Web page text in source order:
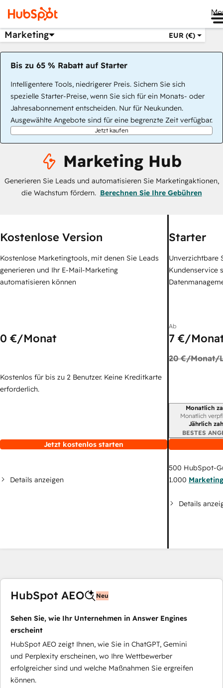
Marketing EUR (€)
Bis zu 65 % Rabatt auf Starter
Intelligentere Tools, niedrigerer Preis. Sichern Sie sich
spezielle Starter-Preise, wenn Sie sich für ein Monats- oder
Jahresabonnement entscheiden. Nur für Neukunden.
Ausgewählte Angebote sind für eine begrenzte Zeit verfügbar.
Jetzt kaufen
Marketing Hub
Generieren Sie Leads und automatisieren Sie Marketingaktionen,
die Wachstum fördern. Berechnen Sie Ihre Gebühren
Kostenlose Version
Kostenlose Marketingtools, mit denen Sie Leads
generieren und Ihr E-Mail-Marketing
automatisieren können
0 €/Monat
Kostenlos für bis zu 2 Benutzer. Keine Kreditkarte
erforderlich.
Jetzt kostenlos starten
Details anzeigen
Starter
Unverzichtbare
Kundenservice
Ab
7 €/
20 €/Monat/
Monatlich
Monatlich
Jährlich
BESTES
500 HubSpot-
1.000
Details
HubSpot AEO Neu
Sehen Sie, wie Ihr Unternehmen in Answer Engines
erscheint
HubSpot AEO zeigt Ihnen, wie Sie in ChatGPT, Gemini
und Perplexity erscheinen, wo Ihre Wettbewerber
erfolgreicher sind und welche Maßnahmen Sie ergreifen
können.